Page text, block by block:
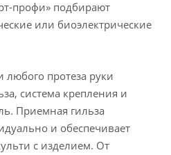
профи» подбирают
или биоэлектрические
протеза руки
система крепления и
Приемная гильза
и обеспечивает
с изделием. От